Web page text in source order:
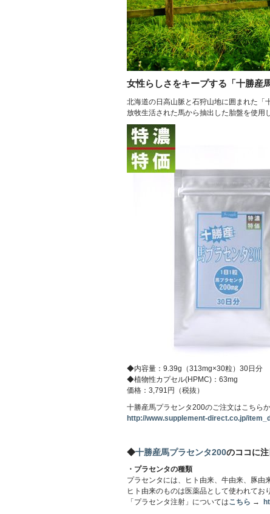
女性らしさをキープする 「十勝産
北海道の日高山脈と石狩山地に囲まれた「
放牧生活された馬から抽出した胎盤を使用
◆内容量：9.39g（313mg×30粒）30日分
◆植物性カプセル(HPMC)：63mg
価格：3,791円（税抜）
十勝産馬プラセンタ200のご注文はこちら
http://www.supplement-direct.co.jp/
◆十勝産馬プラセンタ200のココに注
・プラセンタの種類
プラセンタには、ヒト由来、牛由来、豚由
ヒト由来のものは医薬品として使われてお
「プラセンタ注射」についてはこちら →